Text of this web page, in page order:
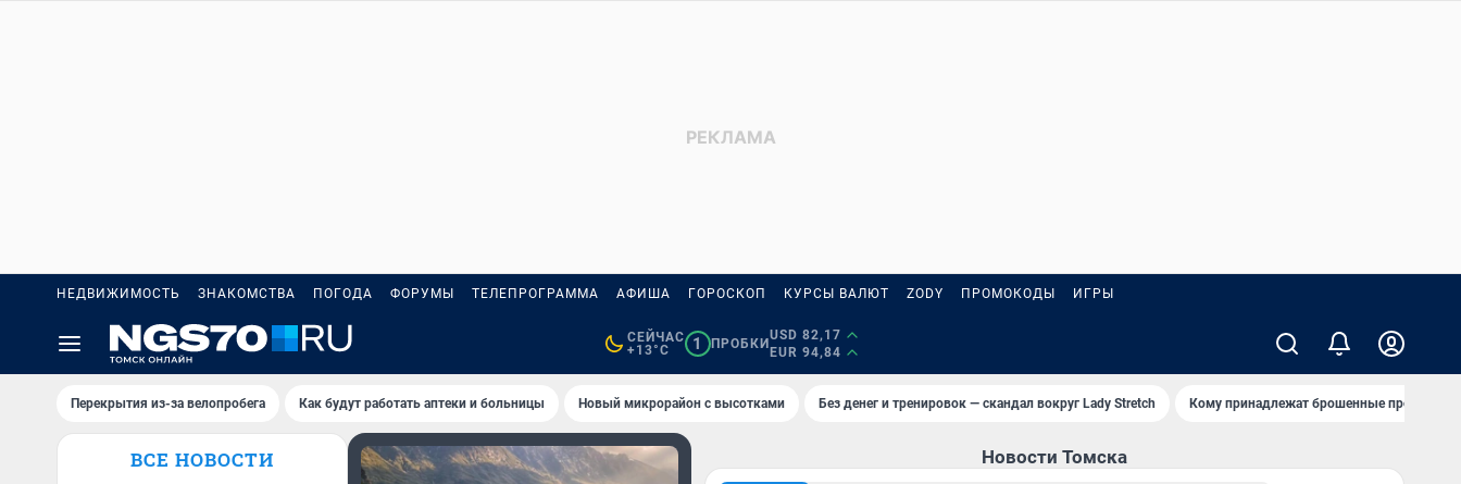
НЕДВИЖИМОСТЬ ЗНАКОМСТВА ПОГОДА ФОРУМЫ ТЕЛЕПРОГРАММА АФИША ГОРОСКОП КУРСЫ ВАЛЮТ ZODY ПРОМОКОДЫ ИГРЫ
СЕЙЧАС
+13°C
1 ПРОБКИ
USD 82,17
EUR 94,84
Перекрытия из-за велопробега Как будут работать аптеки и больницы Новый микрорайон с высотками Без денег и тренировок — скандал вокруг Lady Stretch Кому принадлежат брошенные пробирки?
ВСЕ НОВОСТИ Новости Томска